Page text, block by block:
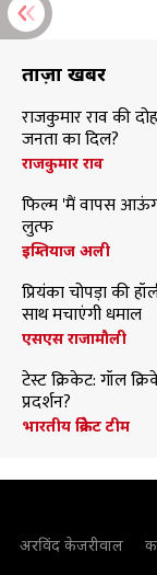
ताज़ा खबरें
राजकुमार राव की
जनता का दिल?
राजकुमार राव
फिल्म 'मैं वापस
लुत्फ
इम्तियाज अली
प्रियंका चोपड़ा की
साथ मचाएंगी धमाल
एसएस राजामौली
टेस्ट क्रिकेट: गॉल
प्रदर्शन?
भारतीय क्रिकेट टीम
अरविंद केजरीवाल